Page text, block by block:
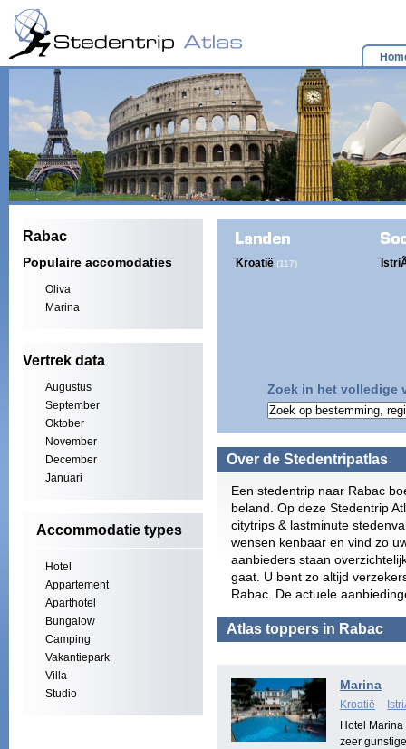
Rabac
Populaire accomodaties
Oliva
Marina
Vertrek data
Augustus
September
Oktober
November
December
Januari
Accommodatie types
Hotel
Appartement
Aparthotel
Bungalow
Camping
Vakantiepark
Villa
Studio
Kroatië (117)
Zoek in het volledige
Over de Stedentripatlas
Een stedentrip naar Rabac
beland. Op deze Stedentrip
citytrips & lastminute
wensen kenbaar en vind zo
aanbieders staan
gaat. U bent zo altijd
Rabac. De actuele
Atlas toppers in Rabac
Marina
Kroatië
Hotel
zeer